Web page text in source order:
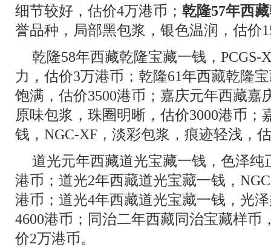
细节较好，估价4万港币； 乾隆57年西
誉品种，局部黑包浆，银色温润，估价
乾隆58年西藏乾隆宝藏一钱，PCGS-
力，估价3万港币；乾隆61年西藏乾隆
饱满，估价3500港币；嘉庆元年西藏嘉
原味包浆，珠圈明晰，估价3000港币；
钱，NGC-XF，淡彩包浆，痕迹轻浅，
道光元年西藏道光宝藏一钱，色泽纯
港币；道光2年西藏道光宝藏一钱，
港币；道光4年西藏道光宝藏一钱，光
4600港币；同治二年西藏同治宝藏样币
价2万港币。